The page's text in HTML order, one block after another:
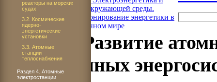
охрана окружающей среды.
Функционирование энергетики в
современном мире
Книга 4. Развитие
объединенных
реакторы на морских
судах
3.2. Космические
ядерно-
энергетические
установки
3.3. Атомные
станции
теплоснабжения
Раздел 4. Атомные
электростанции